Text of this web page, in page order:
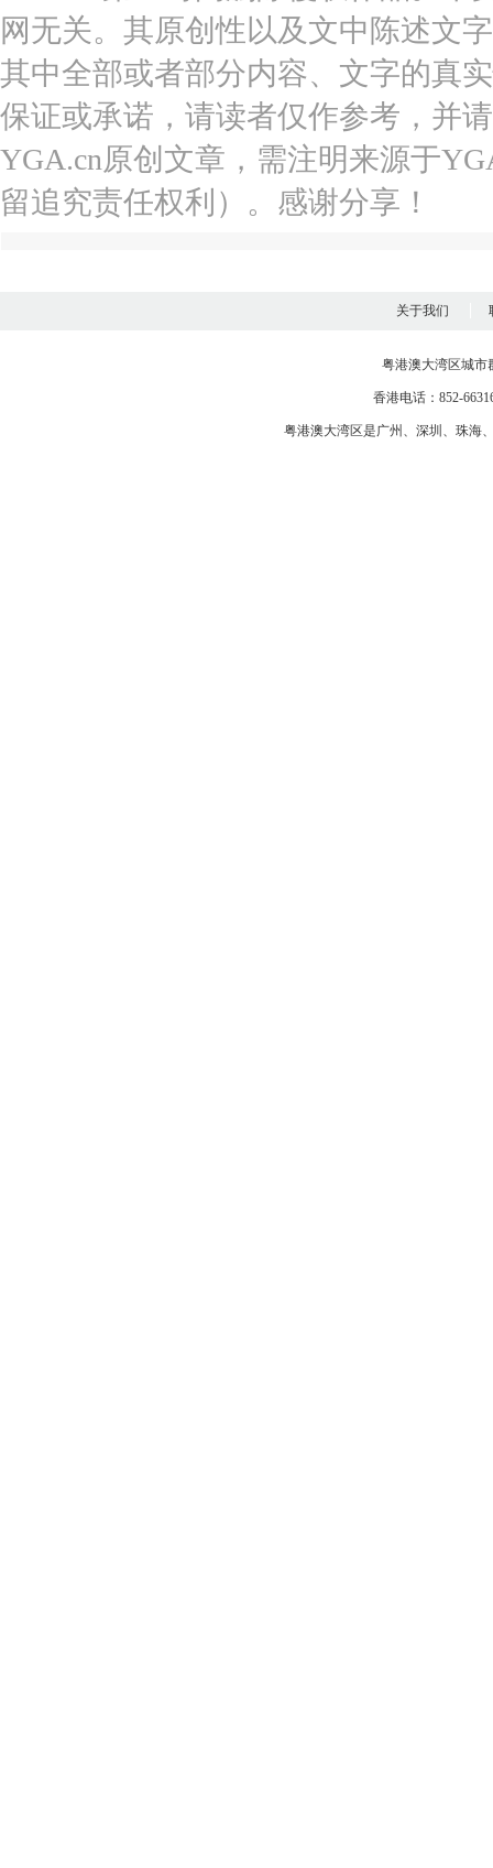
网无关。其原创性以及文中陈述文
其中全部或者部分内容、文字的真
保证或承诺，请读者仅作参考，并
YGA.cn原创文章，需注明来源于
留追究责任权利）。感谢分享！
关于我们
粤港澳大湾区城市
香港电话：852-
粤港澳大湾区是广州 、 深圳 、 珠海